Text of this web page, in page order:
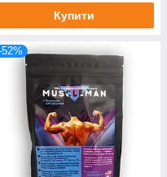
Купити